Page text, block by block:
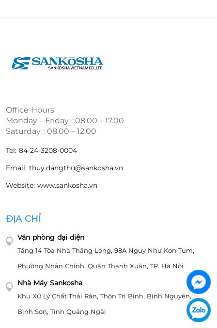
Office Hours
Monday - Friday : 08.00 - 17.00
Saturday : 08.00 - 12.00
Tel: 84-24-3208-0004
Email: thuy.dangthu@sankosha.vn
Website: www.sankosha.vn
ĐỊA CHỈ
Văn phòng đại diện
Tầng 14 Tòa Nhà Thăng Long, 98A Nguy Như Kon Tum,
Phường Nhân Chính, Quận Thanh Xuân, TP. Hà Nội
Nhà Máy Sankosha
Khu Xử Lý Chất Thải Rắn, Thôn Trì Bình, Bình Nguyên,
Bình Sơn, Tỉnh Quảng Ngãi